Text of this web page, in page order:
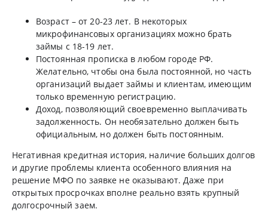
Возраст – от 20-23 лет. В некоторых
микрофинансовых организациях можно брать
займы с 18-19 лет.
Постоянная прописка в любом городе РФ.
Желательно, чтобы она была постоянной, но часть
организаций выдает займы и клиентам, имеющим
только временную регистрацию.
Доход, позволяющий своевременно выплачивать
задолженность. Он необязательно должен быть
официальным, но должен быть постоянным.
Негативная кредитная история, наличие больших долгов
и другие проблемы клиента особенного влияния на
решение МФО по заявке не оказывают. Даже при
открытых просрочках вполне реально взять крупный
долгосрочный заем.